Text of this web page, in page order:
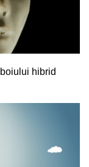
hibrid